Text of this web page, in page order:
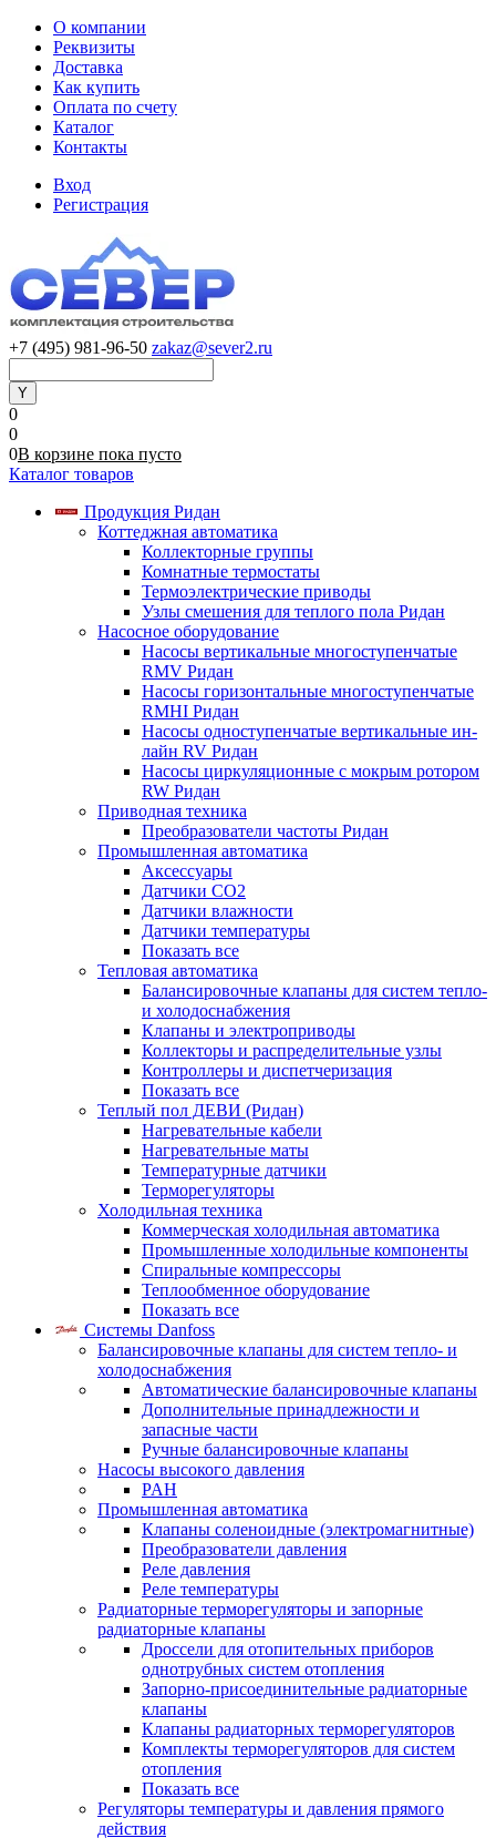
О компании
Реквизиты
Доставка
Как купить
Оплата по счету
Каталог
Контакты
Вход
Регистрация
+7 (495) 981-96-50 zakaz@sever2.ru
0
0
0В корзине пока пусто
Каталог товаров
Продукция Ридан
Коттеджная автоматика
Коллекторные группы
Комнатные термостаты
Термоэлектрические приводы
Узлы смешения для теплого пола Ридан
Насосное оборудование
Насосы вертикальные многоступенчатые
RMV Ридан
Насосы горизонтальные многоступенчатые
RMHI Ридан
Насосы одноступенчатые вертикальные ин-
лайн RV Ридан
Насосы циркуляционные с мокрым ротором
RW Ридан
Приводная техника
Преобразователи частоты Ридан
Промышленная автоматика
Аксессуары
Датчики CO2
Датчики влажности
Датчики температуры
Показать все
Тепловая автоматика
Балансировочные клапаны для систем тепло-
и холодоснабжения
Клапаны и электроприводы
Коллекторы и распределительные узлы
Контроллеры и диспетчеризация
Показать все
Теплый пол ДЕВИ (Ридан)
Нагревательные кабели
Нагревательные маты
Температурные датчики
Терморегуляторы
Холодильная техника
Коммерческая холодильная автоматика
Промышленные холодильные компоненты
Спиральные компрессоры
Теплообменное оборудование
Показать все
Системы Danfoss
Балансировочные клапаны для систем тепло- и
холодоснабжения
Автоматические балансировочные клапаны
Дополнительные принадлежности и
запасные части
Ручные балансировочные клапаны
Насосы высокого давления
PAH
Промышленная автоматика
Клапаны соленоидные (электромагнитные)
Преобразователи давления
Реле давления
Реле температуры
Радиаторные терморегуляторы и запорные
радиаторные клапаны
Дроссели для отопительных приборов
однотрубных систем отопления
Запорно-присоединительные радиаторные
клапаны
Клапаны радиаторных терморегуляторов
Комплекты терморегуляторов для систем
отопления
Показать все
Регуляторы температуры и давления прямого
действия